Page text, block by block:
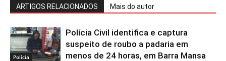
ARTIGOS RELACIONADOS Mais do autor
Polícia
Polícia Civil identifica e captura
suspeito de roubo a padaria em
menos de 24 horas, em Barra Mansa